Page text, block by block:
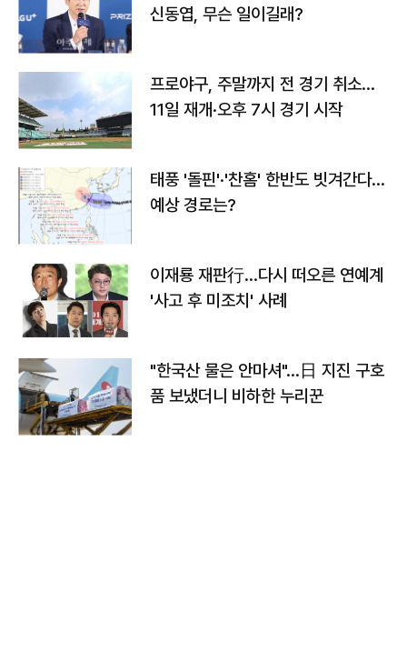
신동엽, 무슨 일이길래?
프로야구, 주말까지 전 경기 취소…
11일 재개·오후 7시 경기 시작
태풍 '돌핀'·'찬홈' 한반도 빗겨간다…
예상 경로는?
이재룡 재판行…다시 떠오른 연예계
'사고 후 미조치' 사례
"한국산 물은 안마셔"…日 지진 구호
품 보냈더니 비하한 누리꾼